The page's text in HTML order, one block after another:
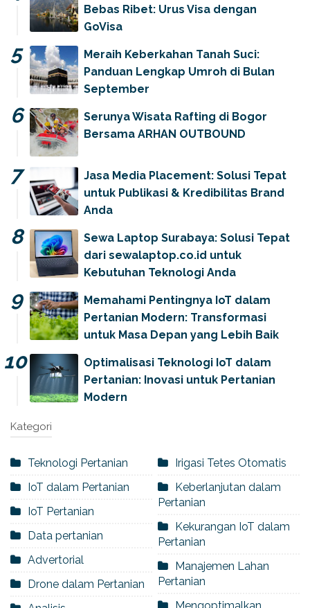
Bebas Ribet: Urus Visa dengan
GoVisa
Meraih Keberkahan Tanah Suci:
Panduan Lengkap Umroh di Bulan
September
Serunya Wisata Rafting di Bogor
Bersama ARHAN OUTBOUND
Jasa Media Placement: Solusi Tepat
untuk Publikasi & Kredibilitas Brand
Anda
Sewa Laptop Surabaya: Solusi Tepat
dari sewalaptop.co.id untuk
Kebutuhan Teknologi Anda
Memahami Pentingnya IoT dalam
Pertanian Modern: Transformasi
untuk Masa Depan yang Lebih Baik
Optimalisasi Teknologi IoT dalam
Pertanian: Inovasi untuk Pertanian
Modern
Kategori
Teknologi Pertanian
IoT dalam Pertanian
IoT Pertanian
Data pertanian
Advertorial
Drone dalam Pertanian
Irigasi Tetes Otomatis
Keberlanjutan dalam
Pertanian
Kekurangan IoT dalam
Pertanian
Manajemen Lahan
Pertanian